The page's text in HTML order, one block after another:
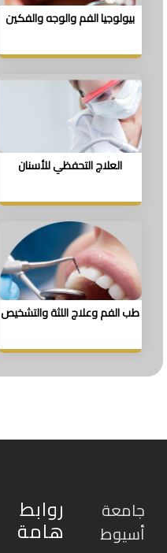
بيولوجيا الفم والوجه والفكين
العلاج التحفظي للأسنان
طب الفم وعلاج اللثة والتشخيص
جامعة
أسيوط
روابط
هامة